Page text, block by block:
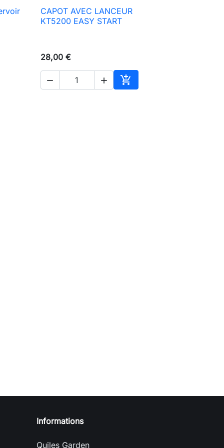
au panier
 Aperçu rapide
CAPOT AVEC LANCEUR
KT5200 EASY START
28,00 €
  
Ajouter au panier
Informations
Quiles Garden